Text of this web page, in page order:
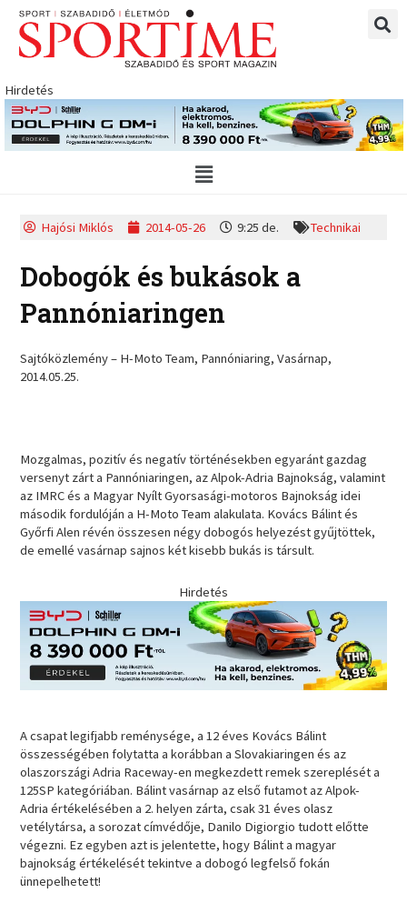
Skip
content
Hirdetés
Main
Menu
Hajósi Miklós 2014-05-26 9:25 de. Technikai
Dobogók és bukások a
Pannóniaringen
Sajtóközlemény – H-Moto Team, Pannóniaring, Vasárnap,
2014.05.25.
Mozgalmas, pozitív és negatív történésekben egyaránt gazdag
versenyt zárt a Pannóniaringen, az Alpok-Adria Bajnokság, valamint
az IMRC és a Magyar Nyílt Gyorsasági-motoros Bajnokság idei
második fordulóján a H-Moto Team alakulata. Kovács Bálint és
Győrfi Alen révén összesen négy dobogós helyezést gyűjtöttek,
de emellé vasárnap sajnos két kisebb bukás is társult.
Hirdetés
A csapat legifjabb reménysége, a 12 éves Kovács Bálint
összességében folytatta a korábban a Slovakiaringen és az
olaszországi Adria Raceway-en megkezdett remek szereplését a
125SP kategóriában. Bálint vasárnap az első futamot az Alpok-
Adria értékelésében a 2. helyen zárta, csak 31 éves olasz
vetélytársa, a sorozat címvédője, Danilo Digiorgio tudott előtte
végezni. Ez egyben azt is jelentette, hogy Bálint a magyar
bajnokság értékelését tekintve a dobogó legfelső fokán
ünnepelhetett!